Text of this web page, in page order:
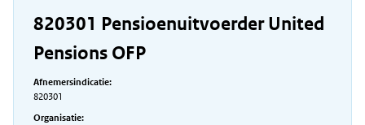
820301 Pensioenuitvoerder United
Pensions OFP
Afnemersindicatie:
820301
Organisatie: